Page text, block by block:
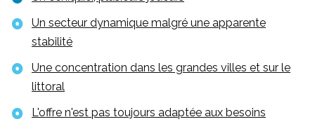
Le modèle intégré est dominé par l’enseigne
Audika, qui représente près d’un point de vente
sur deux. Une part qui a légèrement régressé
depuis 2019, où elle était de 54,6 %, au profit des
Un secteur dynamique malgré une apparente
stabilité
Une concentration dans les grandes villes et sur le
littoral
L'offre n'est pas toujours adaptée aux besoins